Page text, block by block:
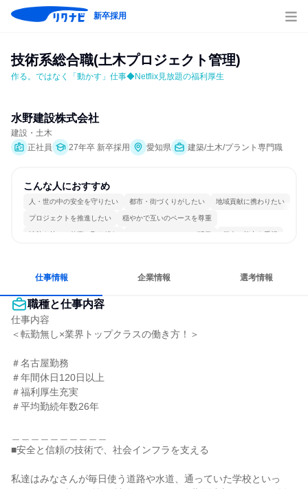
新卒採用
技術系総合職(土木プロジェクト管理)
作る。ではなく「動かす」仕事◆Netflix見放題の福利厚生
水野建設株式会社
建設・土木
正社員
27年卒 新卒採用 愛知県 建築/土木/プラント専門職
こんな人におすすめ
人・世の中の安全を守りたい 都市・街づくりがしたい 地域貢献に携わりたい
プロジェクトを推進したい 穏やかで互いのペースを尊重
情熱を持って仕事に取り組む コミュニケーションが活発 個人の能力を重視
仕事情報 企業情報 選考情報
職種と仕事内容
仕事内容
＜転勤無し×業界トップクラスの働き方！＞
＃名古屋勤務
＃年間休日120日以上
＃福利厚生充実
＃平均勤続年数26年
■安全と信頼の技術で、社会インフラを支える
私達はみなさんが毎日使う道路や水道、通っていた学校といっ